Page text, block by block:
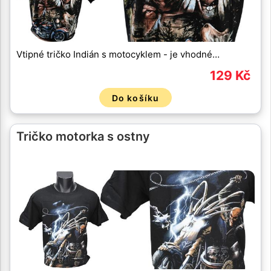
Vtipné tričko Indián s motocyklem - je vhodné…
129 Kč
Do košíku
Tričko motorka s ostny